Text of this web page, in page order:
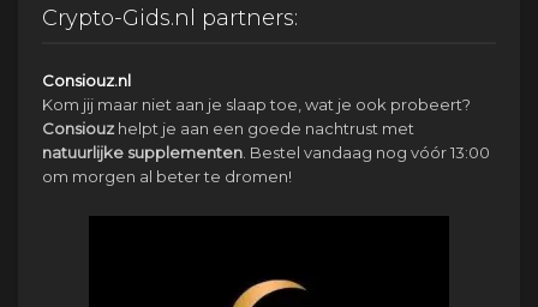
Crypto-Gids.nl partners:
Consiouz.nl
Kom jij maar niet aan je slaap toe, wat je ook probeert?
Consiouz helpt je aan een goede nachtrust met
natuurlijke supplementen. Bestel vandaag nog vóór 13:00
om morgen al beter te dromen!